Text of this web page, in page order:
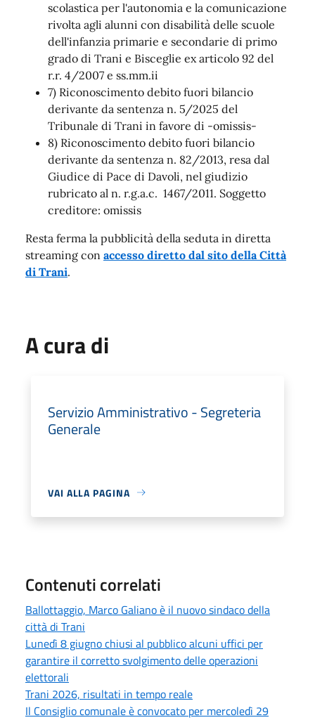
scolastica per l'autonomia e la comunicazione
rivolta agli alunni con disabilità delle scuole
dell'infanzia primarie e secondarie di primo
grado di Trani e Bisceglie ex articolo 92 del
r.r. 4/2007 e ss.mm.ii
7) Riconoscimento debito fuori bilancio
derivante da sentenza n. 5/2025 del
Tribunale di Trani in favore di -omissis-
8) Riconoscimento debito fuori bilancio
derivante da sentenza n. 82/2013, resa dal
Giudice di Pace di Davoli, nel giudizio
rubricato al n. r.g.a.c. 1467/2011. Soggetto
creditore: omissis
Resta ferma la pubblicità della seduta in diretta
streaming con accesso diretto dal sito della Città
di Trani.
A cura di
Servizio Amministrativo - Segreteria
Generale
VAI ALLA PAGINA
Contenuti correlati
Ballottaggio, Marco Galiano è il nuovo sindaco della
città di Trani
Lunedì 8 giugno chiusi al pubblico alcuni uffici per
garantire il corretto svolgimento delle operazioni
elettorali
Trani 2026, risultati in tempo reale
Il Consiglio comunale è convocato per mercoledì 29